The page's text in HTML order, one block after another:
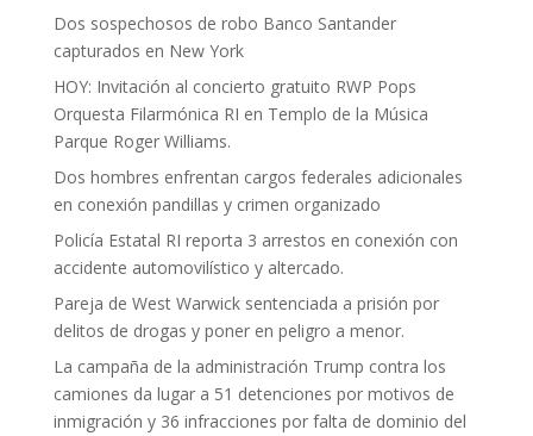
Dos sospechosos de robo Banco Santander
capturados en New York
HOY: Invitación al concierto gratuito RWP Pops
Orquesta Filarmónica RI en Templo de la Música
Parque Roger Williams.
Dos hombres enfrentan cargos federales adicionales
en conexión pandillas y crimen organizado
Policía Estatal RI reporta 3 arrestos en conexión con
accidente automovilístico y altercado.
Pareja de West Warwick sentenciada a prisión por
delitos de drogas y poner en peligro a menor.
La campaña de la administración Trump contra los
camiones da lugar a 51 detenciones por motivos de
inmigración y 36 infracciones por falta de dominio del